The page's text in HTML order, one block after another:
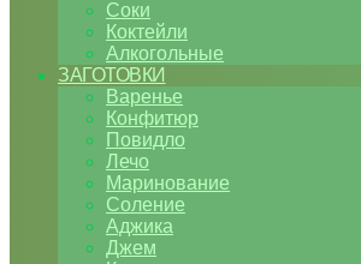
Соки
Коктейли
Алкогольные
ЗАГОТОВКИ
Варенье
Конфитюр
Повидло
Лечо
Маринование
Соление
Аджика
Джем